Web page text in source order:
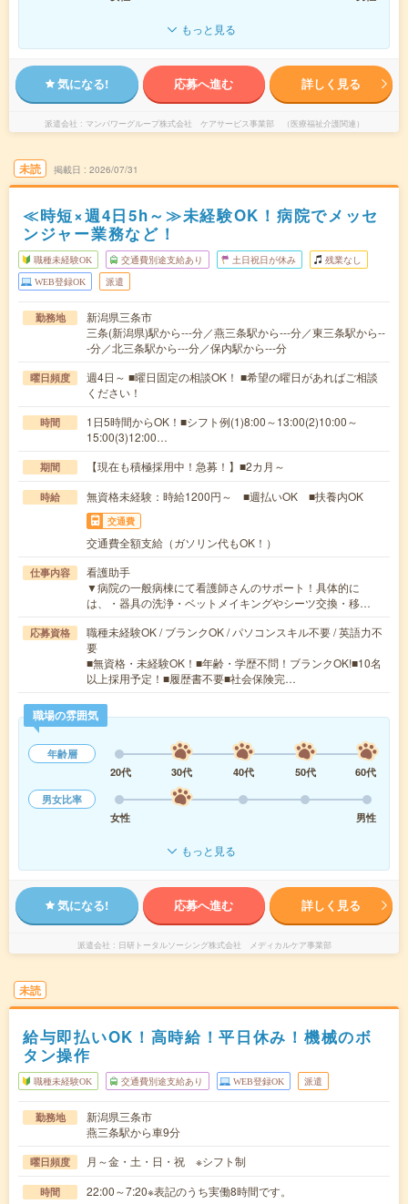
もっと見る
気になる! 応募へ進む 詳しく見る
派遣会社 マンパワーグループ株式会社 ケアサービス事業部 （医療福祉介護関連）
未読 掲載日 2026/07/31
≪時短×週4日5h～≫未経験OK！病院でメッセ
ンジャー業務など！
職種未経験OK 交通費別途支給あり 土日祝日が休み 残業なし
WEB登録OK 派遣
勤務地
新潟県三条市
三条(新潟県)駅から---分／燕三条駅から---分／東三条駅から--
-分／北三条駅から---分／保内駅から---分
曜日頻度
週4日～ ■曜日固定の相談OK！ ■希望の曜日があればご相談
ください！
時間
1日5時間からOK！■シフト例(1)8:00～13:00(2)10:00～
15:00(3)12:00…
期間 【現在も積極採用中！急募！】■2カ月～
時給 無資格未経験：時給1200円～ ■週払いOK ■扶養内OK
交通費
交通費全額支給（ガソリン代もOK！）
仕事内容
看護助手
▼病院の一般病棟にて看護師さんのサポート！具体的に
は、・器具の洗浄・ベットメイキングやシーツ交換・移…
応募資格
職種未経験OK / ブランクOK / パソコンスキル不要 / 英語力不
要
■無資格・未経験OK！■年齢・学歴不問！ブランクOK!■10名
以上採用予定！■履歴書不要■社会保険完…
職場の雰囲気
年齢層
20代
30代 40代 50代
60代
男女比率
女性
男性
もっと見る
気になる! 応募へ進む 詳しく見る
派遣会社 日研トータルソーシング株式会社 メディカルケア事業部
未読
給与即払いOK！高時給！平日休み！機械のボ
タン操作
職種未経験OK 交通費別途支給あり WEB登録OK 派遣
勤務地
新潟県三条市
燕三条駅から車9分
曜日頻度 月～金・土・日・祝 ※シフト制
時間 22:00～7:20※表記のうち実働8時間です。